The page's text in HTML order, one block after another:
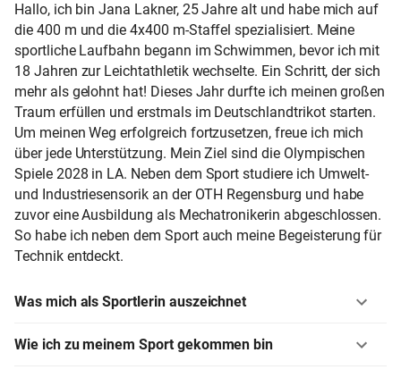
Hallo, ich bin Jana Lakner, 25 Jahre alt und habe mich auf
die 400 m und die 4x400 m-Staffel spezialisiert. Meine
sportliche Laufbahn begann im Schwimmen, bevor ich mit
18 Jahren zur Leichtathletik wechselte. Ein Schritt, der sich
mehr als gelohnt hat! Dieses Jahr durfte ich meinen großen
Traum erfüllen und erstmals im Deutschlandtrikot starten.
Um meinen Weg erfolgreich fortzusetzen, freue ich mich
über jede Unterstützung. Mein Ziel sind die Olympischen
Spiele 2028 in LA. Neben dem Sport studiere ich Umwelt-
und Industriesensorik an der OTH Regensburg und habe
zuvor eine Ausbildung als Mechatronikerin abgeschlossen.
So habe ich neben dem Sport auch meine Begeisterung für
Technik entdeckt.
Was mich als Sportlerin auszeichnet
Wie ich zu meinem Sport gekommen bin